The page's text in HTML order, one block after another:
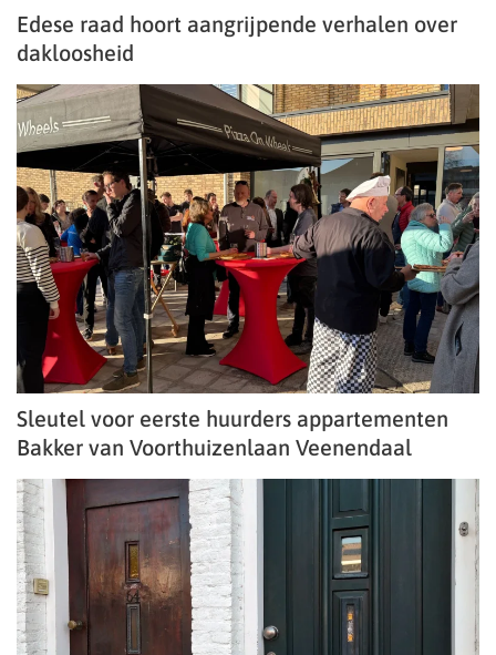
Edese raad hoort aangrijpende verhalen over
dakloosheid
Sleutel voor eerste huurders appartementen
Bakker van Voorthuizenlaan Veenendaal